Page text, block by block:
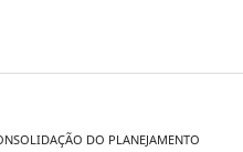
DO PLANEJAMENTO